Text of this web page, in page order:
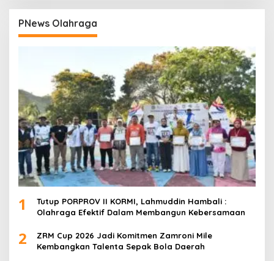
PNews Olahraga
1
Tutup PORPROV II KORMI, Lahmuddin Hambali :
Olahraga Efektif Dalam Membangun Kebersamaan
2
ZRM Cup 2026 Jadi Komitmen Zamroni Mile
Kembangkan Talenta Sepak Bola Daerah